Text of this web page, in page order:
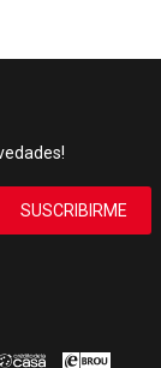
SUSCRIBIRME